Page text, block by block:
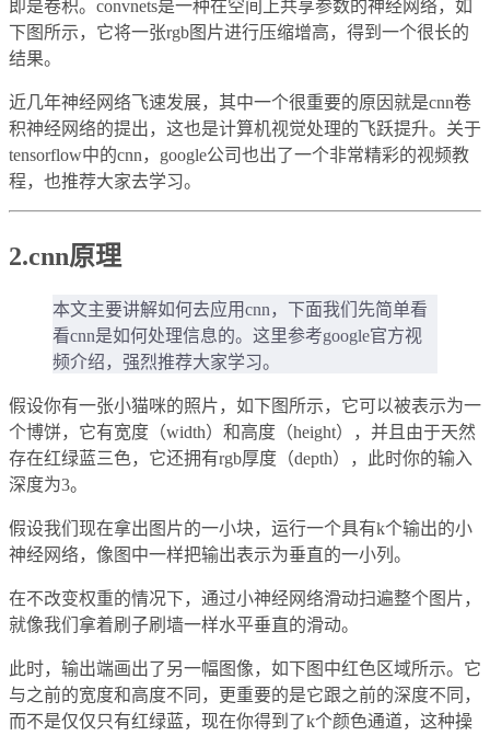
即是卷积。convnets是一种在空间上共享参数的神经网络，如
下图所示，它将一张rgb图片进行压缩增高，得到一个很长的
结果。
近几年神经网络飞速发展，其中一个很重要的原因就是cnn卷
积神经网络的提出，这也是计算机视觉处理的飞跃提升。关于
tensorflow中的cnn，google公司也出了一个非常精彩的视频教
程，也推荐大家去学习。
2.cnn原理
本文主要讲解如何去应用cnn，下面我们先简单看
看cnn是如何处理信息的。这里参考google官方视
频介绍，强烈推荐大家学习。
假设你有一张小猫咪的照片，如下图所示，它可以被表示为一
个博饼，它有宽度（width）和高度（height），并且由于天然
存在红绿蓝三色，它还拥有rgb厚度（depth），此时你的输入
深度为3。
假设我们现在拿出图片的一小块，运行一个具有k个输出的小
神经网络，像图中一样把输出表示为垂直的一小列。
在不改变权重的情况下，通过小神经网络滑动扫遍整个图片，
就像我们拿着刷子刷墙一样水平垂直的滑动。
此时，输出端画出了另一幅图像，如下图中红色区域所示。它
与之前的宽度和高度不同，更重要的是它跟之前的深度不同，
而不是仅仅只有红绿蓝，现在你得到了k个颜色通道，这种操